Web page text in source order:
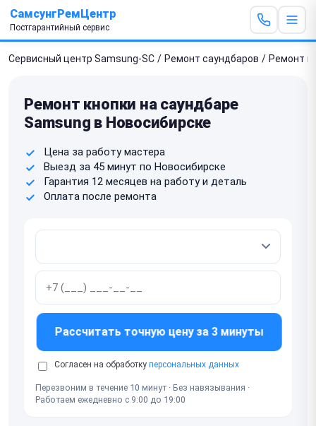
СамсунгРемЦентр
Постгарантийный сервис
Сервисный центр Samsung-SC / Ремонт саундбаров / Ремонт
Ремонт кнопки на саундбаре
Samsung в Новосибирске
Цена за работу мастера
Выезд за 45 минут по Новосибирске
Гарантия 12 месяцев на работу и деталь
Оплата после ремонта
Рассчитать точную цену за 3 минуты
Согласен на обработку персональных данных
Перезвоним в течение 10 минут · Без навязывания ·
Работаем ежедневно с 9:00 до 19:00